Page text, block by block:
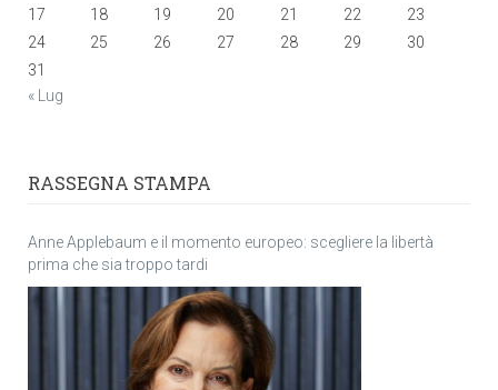
17
18 19 20 21 22
23
24
25 26 27 28 29
30
31
« Lug
RASSEGNA STAMPA
Anne Applebaum e il momento europeo: scegliere la libertà
prima che sia troppo tardi